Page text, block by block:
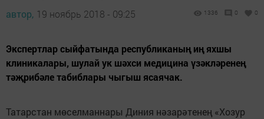
автор, 19 ноябрь 2018 - 09:25 1336 0 0
Экспертлар сыйфатында республиканың иң яхшы
клиникалары, шулай ук шәхси медицина үзәкләренең
тәҗрибәле табиблары чыгыш ясаячак.
Татарстан мөселманнары Диния нәзарәтенең «Хозур